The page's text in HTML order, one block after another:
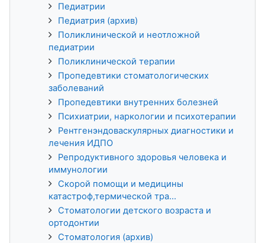
Педиатрии
Педиатрия (архив)
Поликлинической и неотложной
педиатрии
Поликлинической терапии
Пропедевтики стоматологических
заболеваний
Пропедевтики внутренних болезней
Психиатрии, наркологии и психотерапии
Рентгенэндоваскулярных диагностики и
лечения ИДПО
Репродуктивного здоровья человека и
иммунологии
Скорой помощи и медицины
катастроф,термической тра...
Стоматологии детского возраста и
ортодонтии
Стоматология (архив)